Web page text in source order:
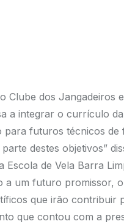
dos Jangadeiros
a integrar o currículo
para futuros técnicos
destes objetivos”
de Vela Barra
a um futuro promissor,
que irão contribuir
que contou com a